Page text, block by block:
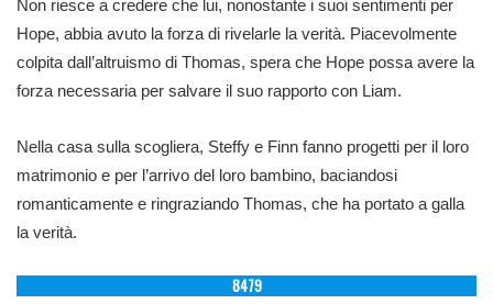
Non riesce a credere che lui, nonostante i suoi sentimenti per
Hope, abbia avuto la forza di rivelarle la verità. Piacevolmente
colpita dall’altruismo di Thomas, spera che Hope possa avere la
forza necessaria per salvare il suo rapporto con Liam.
Nella casa sulla scogliera, Steffy e Finn fanno progetti per il loro
matrimonio e per l’arrivo del loro bambino, baciandosi
romanticamente e ringraziando Thomas, che ha portato a galla
la verità.
8479